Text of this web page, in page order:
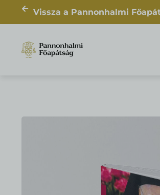
Vissza a Pannonhalmi